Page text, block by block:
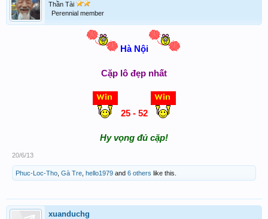
Thần Tài
Perennial member
Hà Nội
Cặp lô đẹp nhất
25 - 52
Hy vọng đủ cặp!
20/6/13
Phuc-Loc-Tho Gà Tre hello1979 and 6 others like this.
xuanduchg